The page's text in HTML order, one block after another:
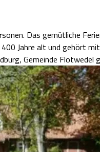
früher als
Jahre alt und gehört
Nordburg, Gemeinde Flotwedel